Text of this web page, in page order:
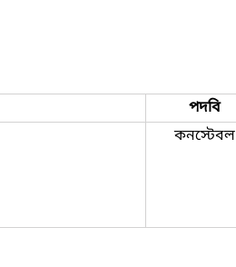
পদবি
কনস্টেবল